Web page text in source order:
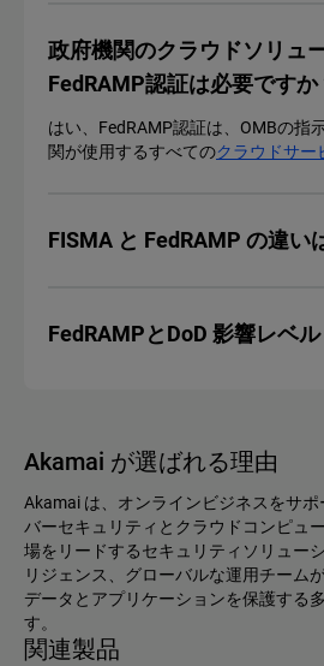
政府機関のクラウドソリュ
FedRAMP認証は必要ですか
はい、FedRAMP認証は、OMBの指
関が使用するすべてのクラウドサー
FISMA と FedRAMP の違い
FedRAMPとDoD 影響レベ
Akamai が選ばれる理由
Akamai は、オンラインビジネスをサ
バーセキュリティとクラウドコンピュ
場をリードするセキュリティソリュー
リジェンス、グローバルな運用チーム
データとアプリケーションを保護する
す。
関連製品